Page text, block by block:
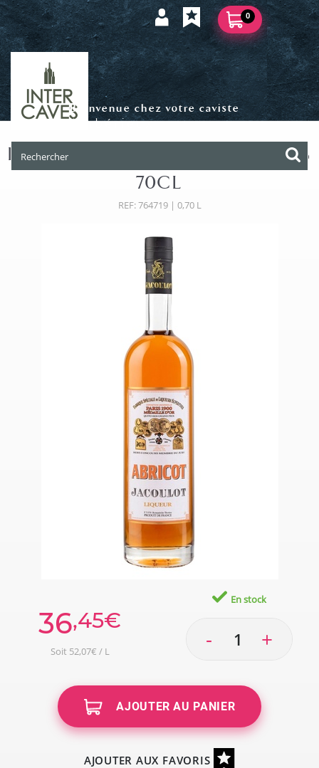
0
Bienvenue chez votre caviste
Ambérieux
LIQUEUR JACOULOT ABRICOT 26%
70CL
REF: 764719 | 0,70 L
36,45€
Soit 52,07€ / L
En stock
- +
AJOUTER AU PANIER
AJOUTER AUX FAVORIS